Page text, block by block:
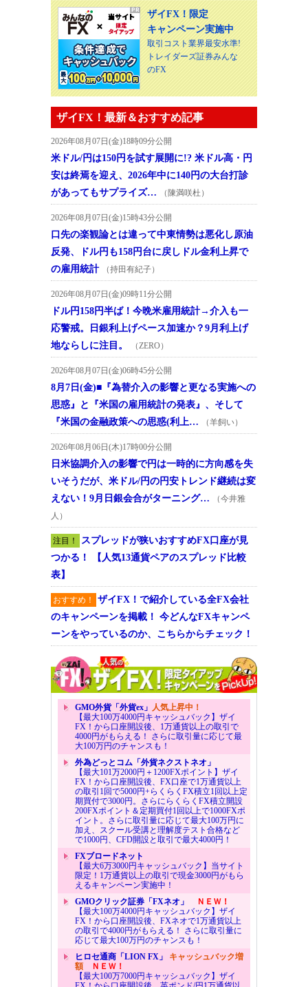
ザイFX！限定
キャンペーン実施中
取引コスト業界最安水準!
トレイダーズ証券みんな
のFX
ザイFX！最新＆おすすめ記事
2026年08月07日(金)18時09分公開
米ドル/円は150円を試す展開に!? 米ドル高・円
安は終焉を迎え、2026年中に140円の大台打診
があってもサプライズ…
（陳満咲杜）
2026年08月07日(金)15時43分公開
口先の楽観論とは違って中東情勢は悪化し原油
反発、ドル円も158円台に戻しドル金利上昇で
の雇用統計
（持田有紀子）
2026年08月07日(金)09時11分公開
ドル円158円半ば！今晩米雇用統計→介入も一
応警戒。日銀利上げペース加速か？9月利上げ
地ならしに注目。
（ZERO）
2026年08月07日(金)06時45分公開
8月7日(金)■『為替介入の影響と更なる実施への
思惑』と『米国の雇用統計の発表』、そして
『米国の金融政策への思惑(利上…
（羊飼い）
2026年08月06日(木)17時00分公開
日米協調介入の影響で円は一時的に方向感を失
いそうだが、米ドル/円の円安トレンド継続は変
えない！9月日銀会合がターニング…
（今井雅
人）
注目！
スプレッドが狭いおすすめFX口座が見
つかる！ 【人気13通貨ペアのスプレッド比較
表】
おすすめ！
ザイFX！で紹介している全FX会社
のキャンペーンを掲載！ 今どんなFXキャンペ
ーンをやっているのか、こちらからチェック！
GMO外貨「外貨ex」 人気上昇中！
【最大100万4000円キャッシュバック】ザイ
FX！から口座開設後、1万通貨以上の取引で
4000円がもらえる！ さらに取引量に応じて最
大100万円のチャンスも！
外為どっとコム「外貨ネクストネオ」
【最大101万2000円＋1200FXポイント】ザイ
FX！から口座開設後、FX口座で1万通貨以上
の取引1回で5000円+らくらくFX積立1回以上定
期買付で3000円。さらにらくらくFX積立開設
200FXポイント＆定期買付1回以上で1000FXポ
イント。さらに取引量に応じて最大100万円に
加え、スクール受講と理解度テスト合格など
で1000円、CFD開設と取引で最大4000円！
FXブロードネット
【最大6万3000円キャッシュバック】当サイト
限定！1万通貨以上の取引で現金3000円がもら
えるキャンペーン実施中！
GMOクリック証券「FXネオ」
ＮＥＷ！
【最大100万4000円キャッシュバック】ザイ
FX！から口座開設後、FXネオで1万通貨以上
の取引で4000円がもらえる！ さらに取引量に
応じて最大100万円のチャンスも！
ヒロセ通商「LION FX」 キャッシュバック増
額ＮＥＷ！
【最大100万7000円キャッシュバック】ザイ